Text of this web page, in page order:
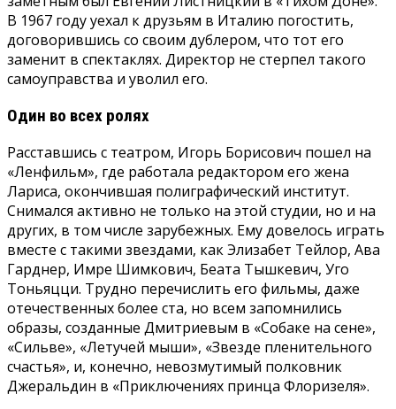
В 1967 году уехал к друзьям в Италию погостить,
договорившись со своим дублером, что тот его
заменит в спектаклях. Директор не стерпел такого
самоуправства и уволил его.
Один во всех ролях
Расставшись с театром, Игорь Борисович пошел на
«Ленфильм», где работала редактором его жена
Лариса, окончившая полиграфический институт.
Снимался активно не только на этой студии, но и на
других, в том числе зарубежных. Ему довелось играть
вместе с такими звездами, как Элизабет Тейлор, Ава
Гарднер, Имре Шимкович, Беата Тышкевич, Уго
Тоньяцци. Трудно перечислить его фильмы, даже
отечественных более ста, но всем запомнились
образы, созданные Дмитриевым в «Собаке на сене»,
«Сильве», «Летучей мыши», «Звезде пленительного
счастья», и, конечно, невозмутимый полковник
Джеральдин в «Приключениях принца Флоризеля».